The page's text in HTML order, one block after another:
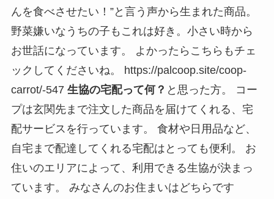
んを食べさせたい！”と言う声から生まれた商品。
野菜嫌いなうちの子もこれは好き。小さい時から
お世話になっています。 よかったらこちらもチェ
ックしてくださいね。 https://palcoop.site/coop-
carrot/-547 生協の宅配って何？ と思った方。 コー
プは玄関先まで注文した商品を届けてくれる、宅
配サービスを行っています。 食材や日用品など、
自宅まで配達してくれる宅配はとっても便利。 お
住いのエリアによって、利用できる生協が決まっ
ています。 みなさんのお住まいはどちらです